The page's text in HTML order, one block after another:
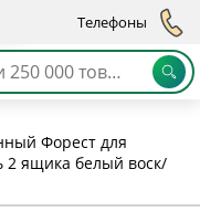
Телефоны
Форест для
2 ящика белый воск/